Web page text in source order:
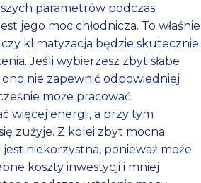
parametrów podczas
jego moc chłodnicza. To właśnie
klimatyzacja będzie skutecznie
Jeśli wybierzesz zbyt słabe
nie zapewnić odpowiedniej
może pracować
więcej energii, a przy tym
zużyje. Z kolei zbyt mocna
niekorzystna, ponieważ może
koszty inwestycji i mniej